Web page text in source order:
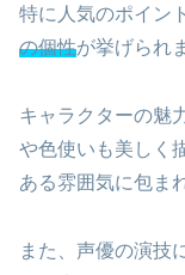
特に人気のポイン
の個性が挙げられ
キャラクターの魅
や色使いも美しく
ある雰囲気に包ま
また、声優の演技